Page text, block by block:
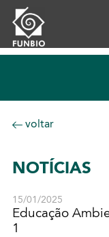
voltar
NOTÍCIAS
15/01/2025
Educação
1